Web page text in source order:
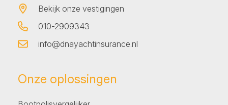
Bekijk onze vestigingen
010-2909343
info@dnayachtinsurance.nl
Onze oplossingen